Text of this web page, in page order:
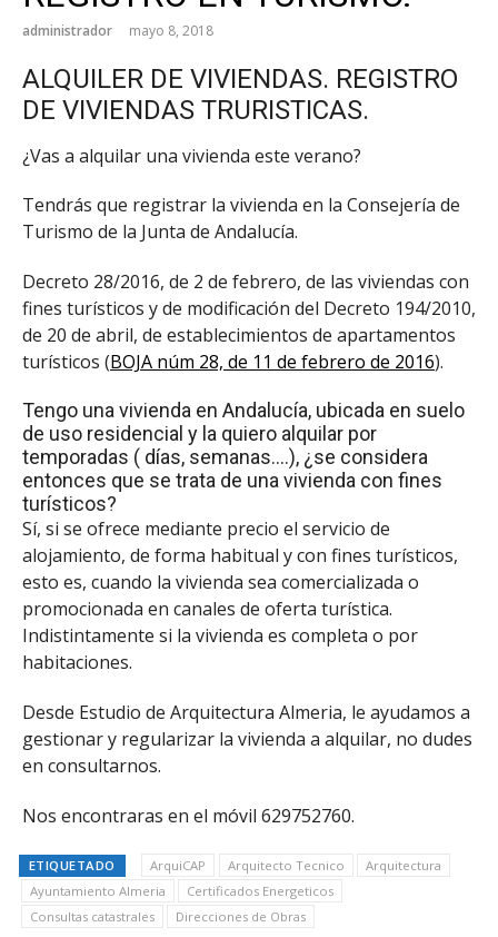
administrador mayo 8, 2018
ALQUILER DE VIVIENDAS. REGISTRO
DE VIVIENDAS TRURISTICAS.
¿Vas a alquilar una vivienda este verano?
Tendrás que registrar la vivienda en la Consejería de
Turismo de la Junta de Andalucía.
Decreto 28/2016, de 2 de febrero, de las viviendas con
fines turísticos y de modificación del Decreto 194/2010,
de 20 de abril, de establecimientos de apartamentos
turísticos (BOJA núm 28, de 11 de febrero de 2016).
Tengo una vivienda en Andalucía, ubicada en suelo
de uso residencial y la quiero alquilar por
temporadas ( días, semanas….), ¿se considera
entonces que se trata de una vivienda con fines
turísticos?
Sí, si se ofrece mediante precio el servicio de
alojamiento, de forma habitual y con fines turísticos,
esto es, cuando la vivienda sea comercializada o
promocionada en canales de oferta turística.
Indistintamente si la vivienda es completa o por
habitaciones.
Desde Estudio de Arquitectura Almeria, le ayudamos a
gestionar y regularizar la vivienda a alquilar, no dudes
en consultarnos.
Nos encontraras en el móvil 629752760.
ETIQUETADO ArquiCAP Arquitecto Tecnico
Arquitectura
Ayuntamiento Almeria
Certificados Energeticos
Consultas catastrales
Direcciones de Obras